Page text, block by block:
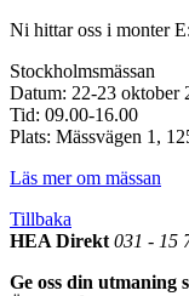
Ni hittar oss i monter
Stockholmsmässan
Datum: 22-23 oktober
Tid: 09.00-16.00
Plats: Mässvägen 1,
Läs mer om mässan
Tillbaka
HEA Direkt 031 - 15
Ge oss din utmaning